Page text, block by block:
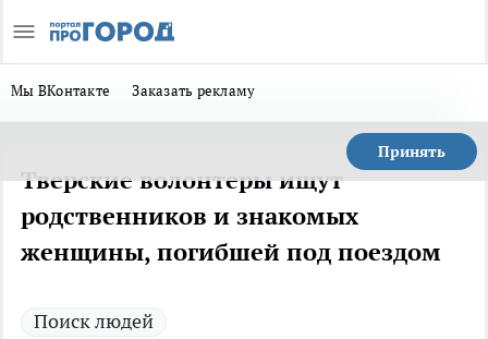
Мы ВКонтакте Заказать рекламу
Принять
Тверские волонтеры ищут
родственников и знакомых
женщины, погибшей под поездом
Поиск людей